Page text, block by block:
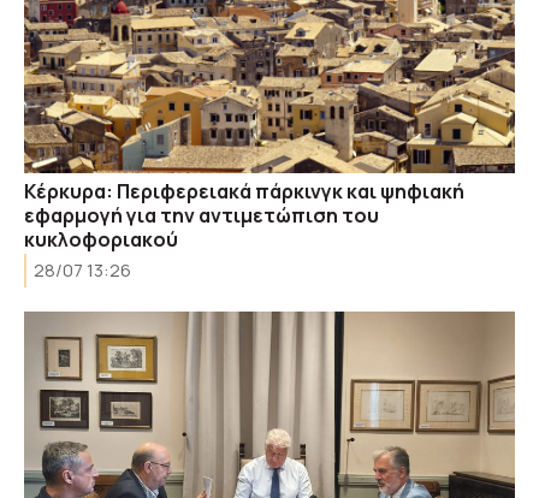
Κέρκυρα: Περιφερειακά πάρκινγκ και ψηφιακή
εφαρμογή για την αντιμετώπιση του
κυκλοφοριακού
28/07 13:26